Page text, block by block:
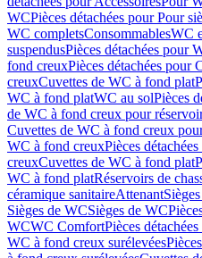
WCPièces détachées pour Pour
WC completsConsommablesWC
suspendusPièces détachées pour
fond creuxPièces détachées pour
creuxCuvettes de WC à fond plat
WC à fond platWC au solPièces
de WC à fond creux pour
Cuvettes de WC à fond creux
WC à fond creuxPièces
creuxCuvettes de WC à fond plat
WC à fond platRéservoirs de
céramique sanitaireAttenant
Sièges de WCSièges de WC
WCWC ComfortPièces
WC à fond creux surélevées